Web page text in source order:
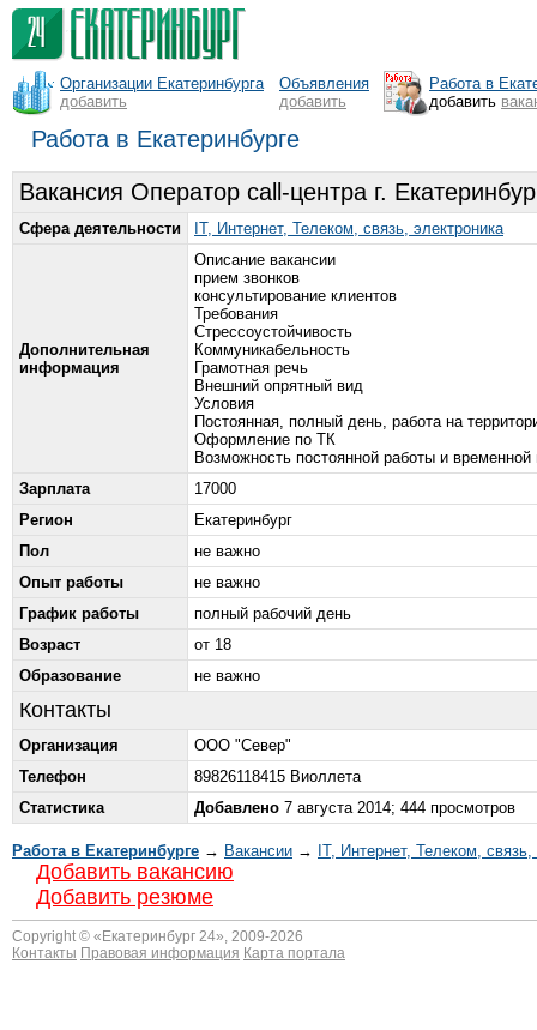
Организации Екатеринбурга
добавить
Объявления
добавить
Работа в
добавить
Работа в Екатеринбурге
Вакансия Оператор call-центра г.
Сфера деятельности IT, Интернет, Телеком, связь, электроника
Дополнительная
информация
Описание вакансии
прием звонков
консультирование клиентов
Требования
Стрессоустойчивость
Коммуникабельность
Грамотная речь
Внешний опрятный вид
Условия
Постоянная, полный день, работа на
Оформление по ТК
Возможность постоянной работы и временной
Зарплата
17000
Регион
Екатеринбург
Пол
не важно
Опыт работы
не важно
График работы
полный рабочий день
Возраст
от 18
Образование
не важно
Контакты
Организация
ООО "Север"
Телефон
89826118415 Виоллета
Статистика
Добавлено 7 августа 2014; 444 просмотров
Работа в Екатеринбурге → Вакансии → IT, Интернет, Телеком, связь,
Добавить вакансию
Добавить резюме
Copyright © « Екатеринбург 24», 2009-2026
Контакты Правовая информация Карта портала